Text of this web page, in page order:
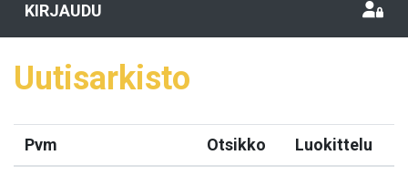
KIRJAUDU
Uutisarkisto
Pvm Otsikko Luokittelu